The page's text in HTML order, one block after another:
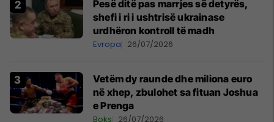
Pesë ditë pas marrjes së detyrës,
shefi i ri i ushtrisë ukrainase
urdhëron kontroll të madh
Evropa 26/07/2026
Vetëm dy raunde dhe miliona euro
në xhep, zbulohet sa fituan Joshua
e Prenga
Boks 26/07/2026